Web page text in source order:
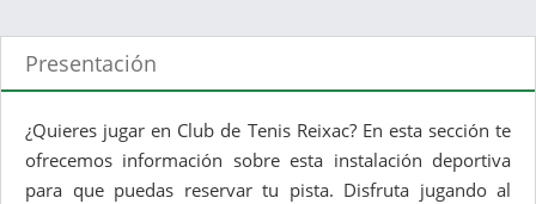
Presentación
¿Quieres jugar en Club de Tenis Reixac? En esta sección te
ofrecemos información sobre esta instalación deportiva
para que puedas reservar tu pista. Disfruta jugando al